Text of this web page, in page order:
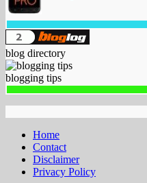
blog directory
blogging tips
Home
Contact
Disclaimer
Privacy Policy